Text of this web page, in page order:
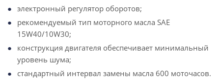
электронный регулятор оборотов;
рекомендуемый тип моторного масла SAE
15W40/10W30;
конструкция двигателя обеспечивает минимальный
уровень шума;
стандартный интервал замены масла 600 моточасов.